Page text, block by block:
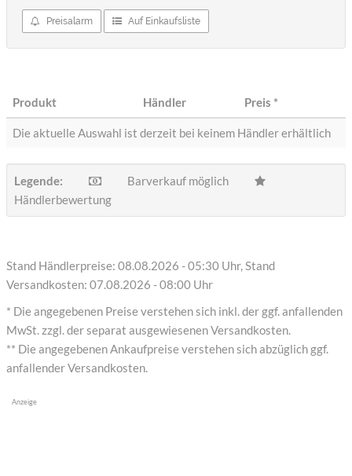
Preisalarm Auf Einkaufsliste
Produkt Händler Preis *
Die aktuelle Auswahl ist derzeit bei keinem Händler erhältlich
Legende:
Barverkauf möglich
Händlerbewertung
Stand Händlerpreise: 08.08.2026 - 05:30 Uhr, Stand
Versandkosten: 07.08.2026 - 08:00 Uhr
* Die angegebenen Preise verstehen sich inkl. der ggf. anfallenden
MwSt. zzgl. der separat ausgewiesenen Versandkosten.
** Die angegebenen Ankaufpreise verstehen sich abzüglich ggf.
anfallender Versandkosten.
Anzeige